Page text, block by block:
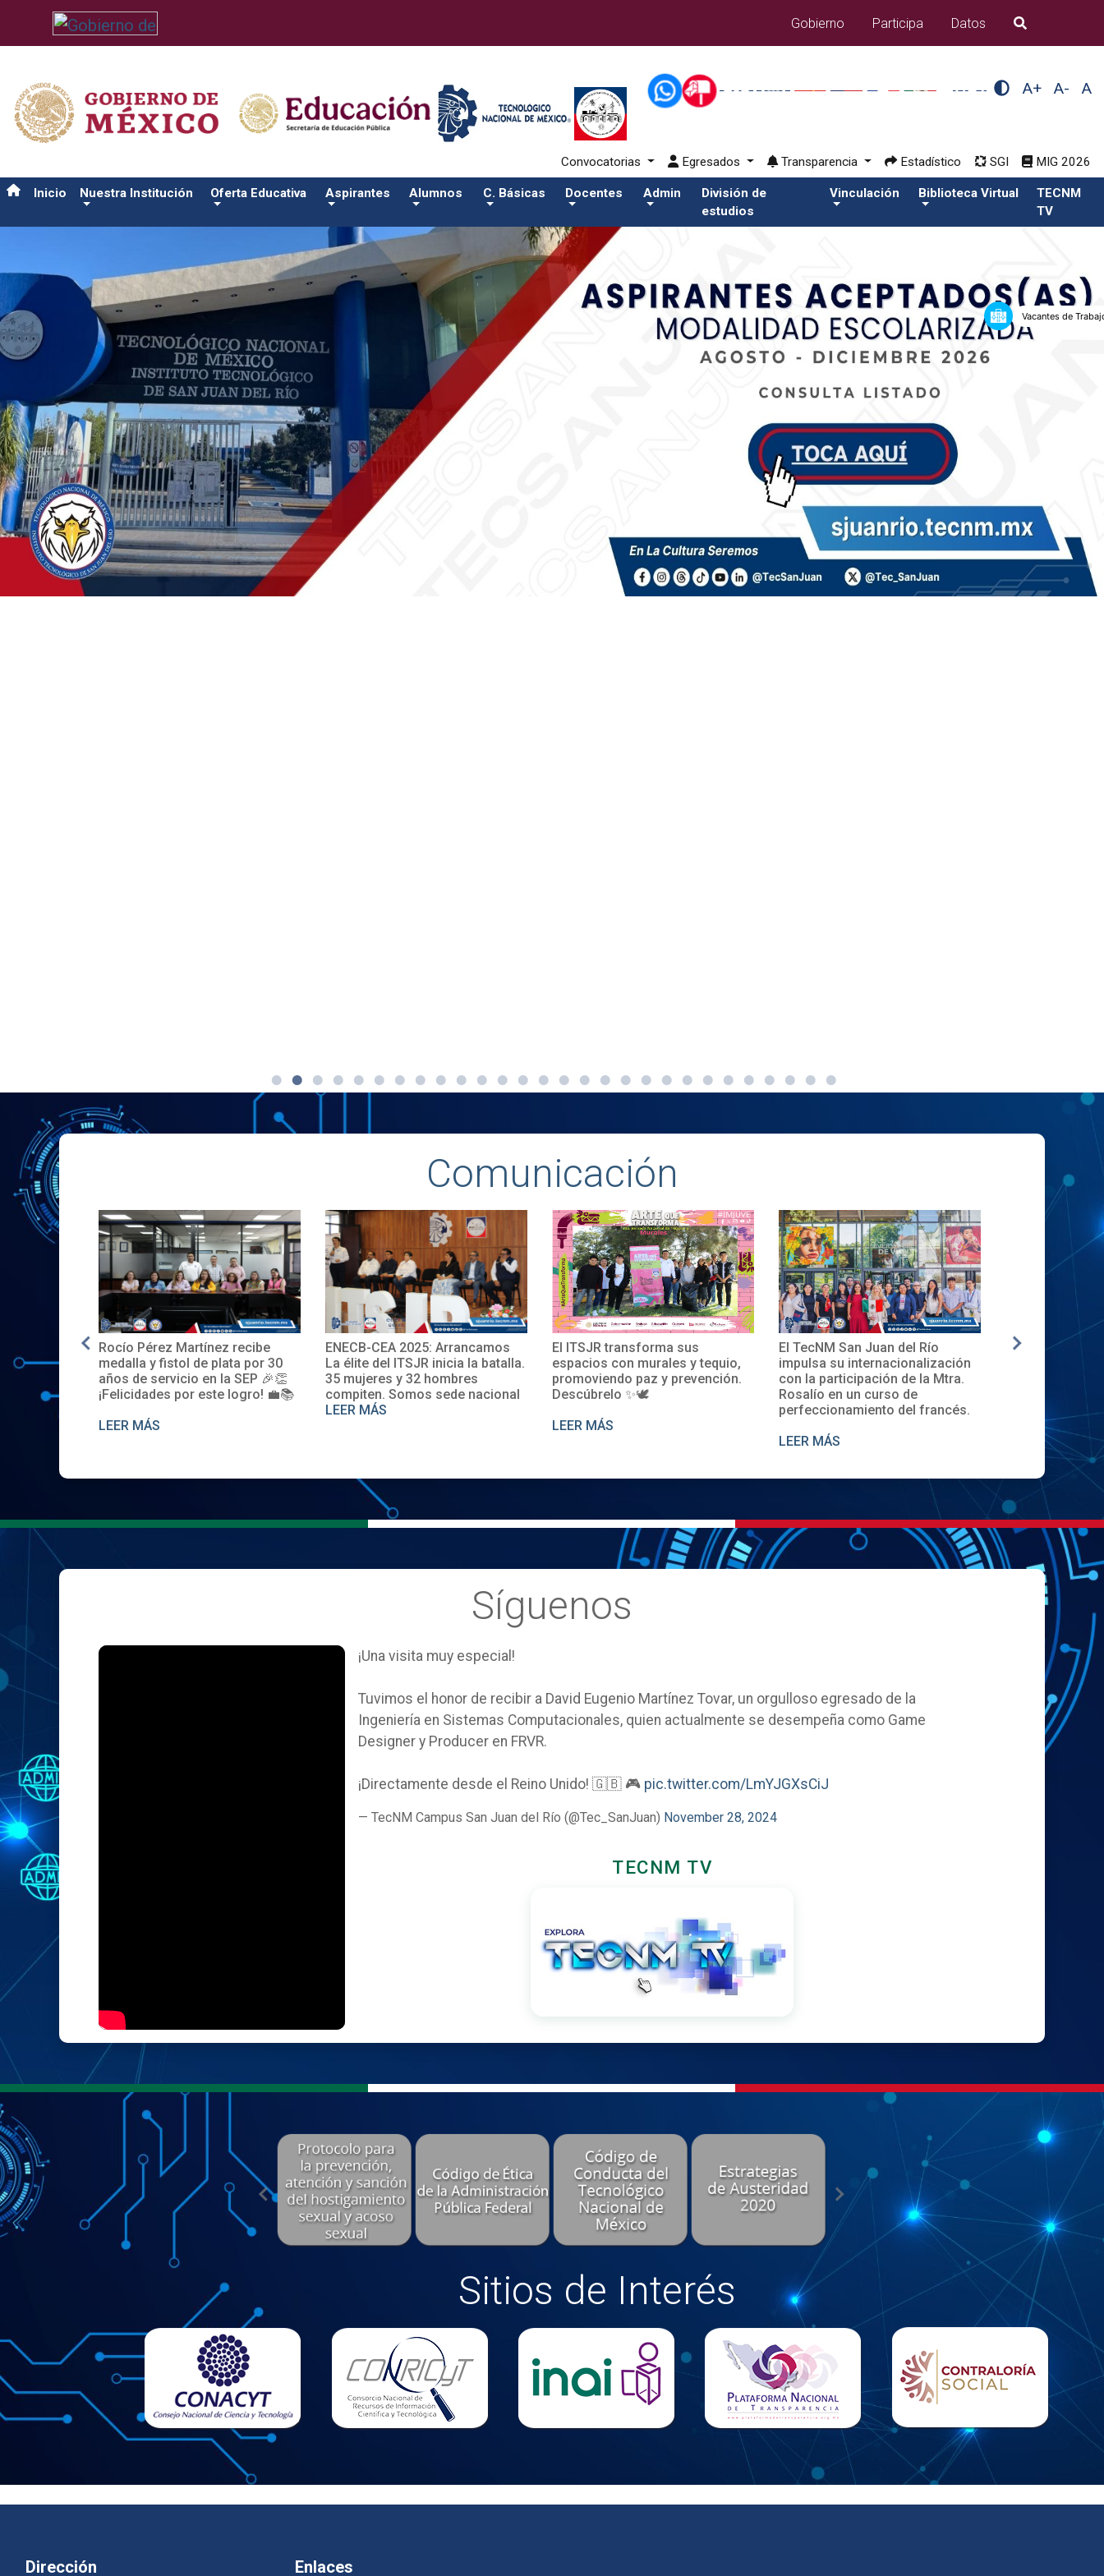
/usr/bin/ruby /www/wwwroot/sjuanrio.tecnm.mx/api/article.rb 42-aspirantes/plantilla_tecnmSalida del comando:
Gobierno
Participa Datos B�squeda
A+ A- A
Convocatorias Egresados Transparencia Estadístico SGI MIG 2026
Inicio Nuestra Institución Oferta Educativa Aspirantes Alumnos C. Básicas Docentes Admin
División de
estudios
Vinculación Biblioteca Virtual
TECNM
TV
Comunicación
EE.UU.
Rocío Pérez Martínez recibe
medalla y fistol de plata por 30
años de servicio en la SEP 🎉👏
¡Felicidades por este logro! 💼📚
LEER MÁS
ENECB-CEA 2025: Arrancamos
La élite del ITSJR inicia la batalla.
35 mujeres y 32 hombres
compiten. Somos sede nacional
LEER MÁS
El ITSJR transforma sus
espacios con murales y tequio,
promoviendo paz y prevención.
Descúbrelo ✨🕊
LEER MÁS
El TecNM San Juan del Río
impulsa su internacionalización
con la participación de la Mtra.
Rosalío en un curso de
perfeccionamiento del francés.
LEER MÁS
✨🎓Toma de
Síguenos
¡Una visita muy especial!
Tuvimos el honor de recibir a David Eugenio Martínez Tovar, un orgulloso egresado de la
Ingeniería en Sistemas Computacionales, quien actualmente se desempeña como Game
Designer y Producer en FRVR.
¡Directamente desde el Reino Unido! 🇬🇧 🎮 pic.twitter.com/LmYJGXsCiJ
— TecNM Campus San Juan del Río (@Tec_SanJuan) November 28, 2024
TECNM TV
Sitios de Interés
Dirección Enlaces